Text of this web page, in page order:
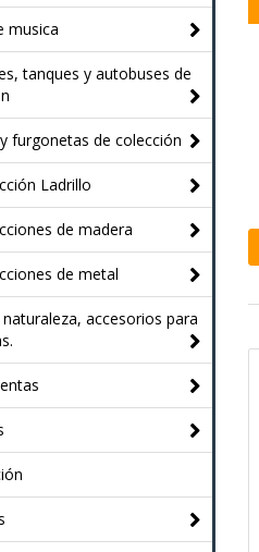
musica
tanques y autobuses de
furgonetas de colección
Ladrillo
de madera
de metal
naturaleza, accesorios para